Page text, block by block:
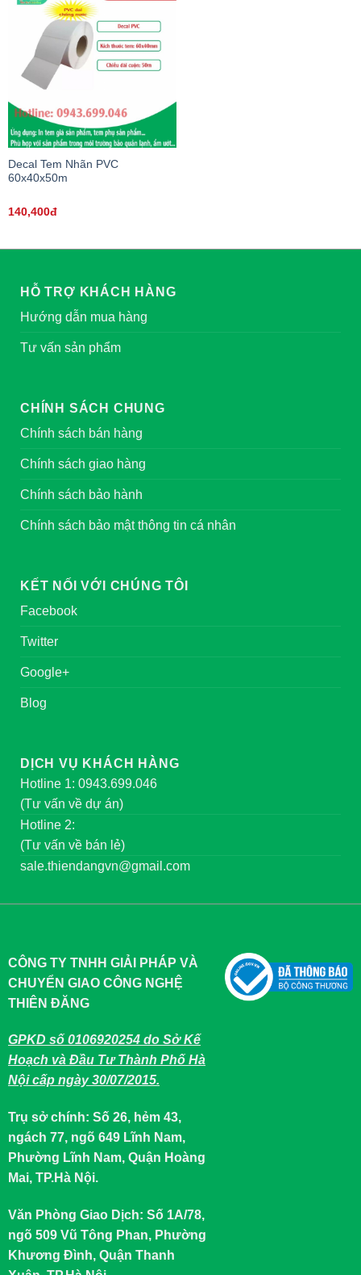
Decal Tem Nhãn PVC
60x40x50m
140,400đ
HỖ TRỢ KHÁCH HÀNG
Hướng dẫn mua hàng
Tư vấn sản phẩm
CHÍNH SÁCH CHUNG
Chính sách bán hàng
Chính sách giao hàng
Chính sách bảo hành
Chính sách bảo mật thông tin cá nhân
KẾT NỐI VỚI CHÚNG TÔI
Facebook
Twitter
Google+
Blog
DỊCH VỤ KHÁCH HÀNG
Hotline 1: 0943.699.046
(Tư vấn về dự án)
Hotline 2:
(Tư vấn về bán lẻ)
sale.thiendangvn@gmail.com
CÔNG TY TNHH GIẢI PHÁP VÀ
CHUYỂN GIAO CÔNG NGHỆ
THIÊN ĐĂNG
GPKD số 0106920254 do Sở Kế
Hoạch và Đầu Tư Thành Phố Hà
Nội cấp ngày 30/07/2015.
Trụ sở chính: Số 26, hẻm 43,
ngách 77, ngõ 649 Lĩnh Nam,
Phường Lĩnh Nam, Quận Hoàng
Mai, TP.Hà Nội.
Văn Phòng Giao Dịch: Số 1A/78,
ngõ 509 Vũ Tông Phan, Phường
Khương Đình, Quận Thanh